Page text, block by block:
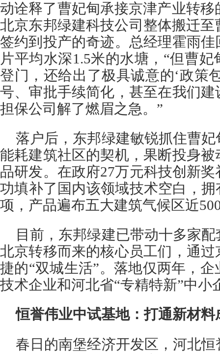
动诠释了曹妃甸承接京津产业转移
北京东邦绿建科技公司整体搬迁
签约到投产的奇迹。总经理霍雨
片平均水深1.5米的水塘，“但曹
登门，还给出了极具诚意的‘政
号、审批手续简化，甚至在我们
担保公司解了燃眉之急。”
落户后，东邦绿建敏锐抓住曹
能耗建筑社区的契机，果断投身
品研发。在政府27万元科技创新
功填补了国内该领域技术空白，拥
项，产品遍布五大建筑气候区近
目前，东邦绿建已带动十多家
北京转移而来的核心员工们，通
捷的“双城生活”。落地仅两年，
技术企业和河北省“专精特新”中小
恒誉伟业中试基地：打通新材
春日的南堡经济开发区，河北